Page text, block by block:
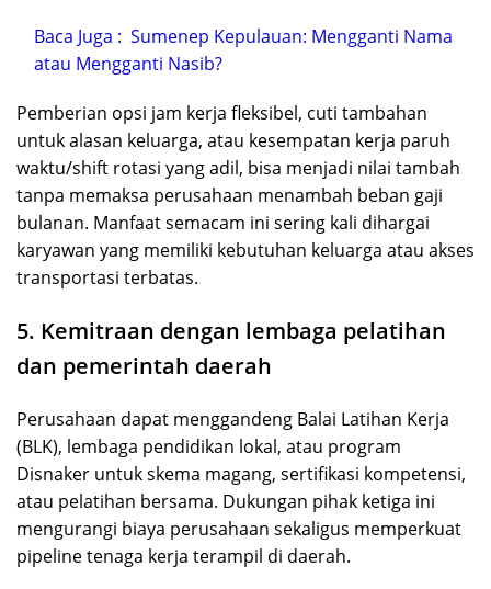
Baca Juga : Sumenep Kepulauan: Mengganti Nama
atau Mengganti Nasib?
Pemberian opsi jam kerja fleksibel, cuti tambahan
untuk alasan keluarga, atau kesempatan kerja paruh
waktu/shift rotasi yang adil, bisa menjadi nilai tambah
tanpa memaksa perusahaan menambah beban gaji
bulanan. Manfaat semacam ini sering kali dihargai
karyawan yang memiliki kebutuhan keluarga atau akses
transportasi terbatas.
5. Kemitraan dengan lembaga pelatihan
dan pemerintah daerah
Perusahaan dapat menggandeng Balai Latihan Kerja
(BLK), lembaga pendidikan lokal, atau program
Disnaker untuk skema magang, sertifikasi kompetensi,
atau pelatihan bersama. Dukungan pihak ketiga ini
mengurangi biaya perusahaan sekaligus memperkuat
pipeline tenaga kerja terampil di daerah.